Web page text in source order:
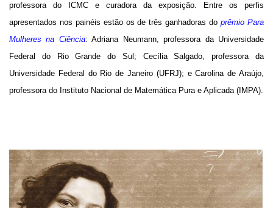
professora do ICMC e curadora da exposição. Entre os perfis
apresentados nos painéis estão os de três ganhadoras doprêmio Para
Mulheres na Ciência: Adriana Neumann, professora da Universidade
Federal do Rio Grande do Sul; Cecília Salgado, professora da
Universidade Federal do Rio de Janeiro (UFRJ); e Carolina de Araújo,
professora do Instituto Nacional de Matemática Pura e Aplicada (IMPA).